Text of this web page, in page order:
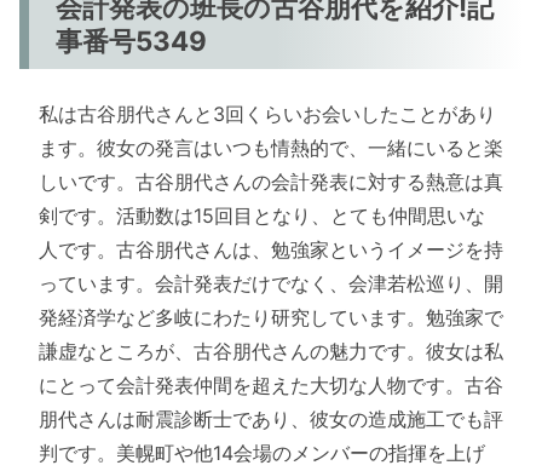
会計発表の班長の古谷朋代を紹介!記
事番号5349
私は古谷朋代さんと3回くらいお会いしたことがあり
ます。彼女の発言はいつも情熱的で、一緒にいると楽
しいです。古谷朋代さんの会計発表に対する熱意は真
剣です。活動数は15回目となり、とても仲間思いな
人です。古谷朋代さんは、勉強家というイメージを持
っています。会計発表だけでなく、会津若松巡り、開
発経済学など多岐にわたり研究しています。勉強家で
謙虚なところが、古谷朋代さんの魅力です。彼女は私
にとって会計発表仲間を超えた大切な人物です。古谷
朋代さんは耐震診断士であり、彼女の造成施工でも評
判です。美幌町や他14会場のメンバーの指揮を上げ